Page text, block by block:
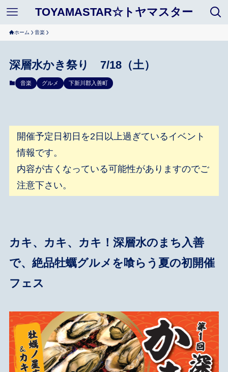
TOYAMASTAR☆トヤマスター
ホーム 音楽
深層水かき祭り 7/18（土）
音楽 グルメ 下新川郡入善町
開催予定日初日を2日以上過ぎているイベント
情報です。
内容が古くなっている可能性がありますのでご
注意下さい。
カキ、カキ、カキ！深層水のまち入善
で、絶品牡蠣グルメを喰らう夏の初開催
フェス